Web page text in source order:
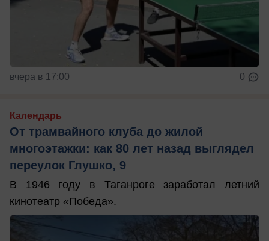
вчера в 17:00 0
Календарь
От трамвайного клуба до жилой
многоэтажки: как 80 лет назад выглядел
переулок Глушко, 9
В 1946 году в Таганроге заработал летний
кинотеатр «Победа».